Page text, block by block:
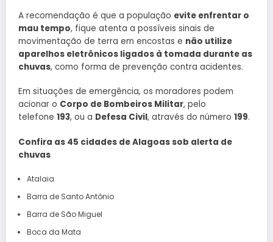
A recomendação é que a população evite enfrentar o
mau tempo, fique atenta a possíveis sinais de
movimentação de terra em encostas e não utilize
aparelhos eletrônicos ligados à tomada durante as
chuvas, como forma de prevenção contra acidentes.
Em situações de emergência, os moradores podem
acionar o Corpo de Bombeiros Militar, pelo
telefone 193, ou a Defesa Civil, através do número 199.
Confira as 45 cidades de Alagoas sob alerta de
chuvas
Atalaia
Barra de Santo Antônio
Barra de São Miguel
Boca da Mata